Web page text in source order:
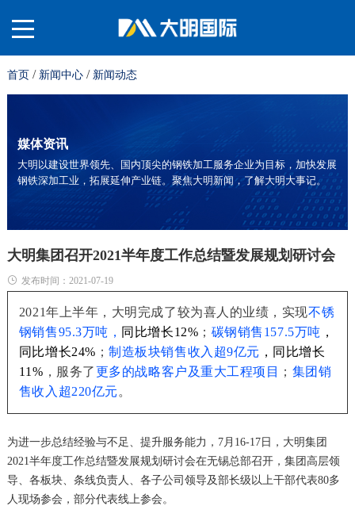
关
们
平
务
服
持
者
关
首页/ 新闻中心/ 新闻动态
媒体资讯
大明以建设世界领先、国内顶尖的钢铁加工服务企业为目标，加快发展
钢铁深加工业，拓展延伸产业链。聚焦大明新闻，了解大明大事记。
大明集团召开2021半年度工作总结暨发展规划研讨会
发布时间：2021-07-19
2021年上半年，大明完成了较为喜人的业绩，实现不锈
钢销售95.3万吨， 同比增长12% ； 碳钢销售157.5万吨 ，
同比增长24% ；制造板块销售收入超9亿元 ，同比增长
11% ，服务了更多的战略客户及重大工程项目 ； 集团销
售收入超220亿元 。
为进一步总结经验与不足、提升服务能力，7月16-17日，大明集团
2021半年度工作总结暨发展规划研讨会在无锡总部召开，集团高层领
导、各板块、条线负责人、各子公司领导及部长级以上干部代表80多
人现场参会，部分代表线上参会。